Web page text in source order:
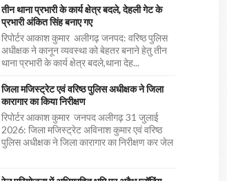
तीन थाना प्रभारी के कार्य क्षेत्र बदले, देहली गेट के
प्रभारी अंकित सिंह बनाए गए
रिपोर्टर आकाश कुमार अलीगढ़ जनपद: वरिष्ठ पुलिस
अधीक्षक ने कानून व्यवस्था को बेहतर बनाने हेतु तीन
थाना प्रभारी के कार्य क्षेत्र बदले,थाना देह...
जिला मजिस्ट्रेट एवं वरिष्ठ पुलिस अधीक्षक ने जिला
कारागार का किया निरीक्षण
रिपोर्टर आकाश कुमार जनपद अलीगढ़ 31 जुलाई
2026: जिला मजिस्ट्रेट अविनाश कुमार एवं वरिष्ठ
पुलिस अधीक्षक ने जिला कारागार का निरीक्षण कर जेल